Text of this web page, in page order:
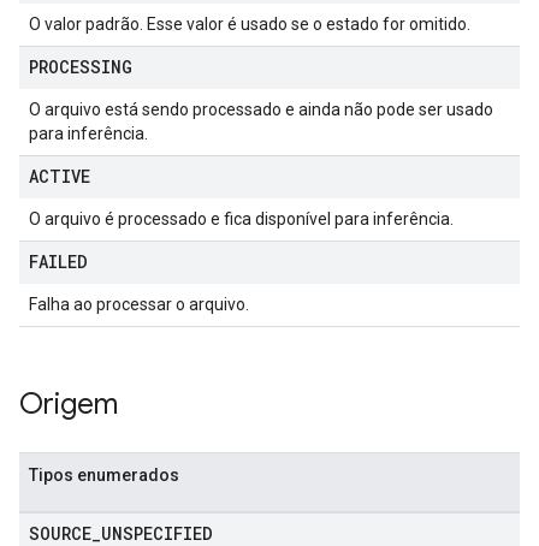
O valor padrão. Esse valor é usado se o estado for omitido.
PROCESSING
O arquivo está sendo processado e ainda não pode ser usado
para inferência.
ACTIVE
O arquivo é processado e fica disponível para inferência.
FAILED
Falha ao processar o arquivo.
Origem
Tipos enumerados
SOURCE UNSPECIFIED